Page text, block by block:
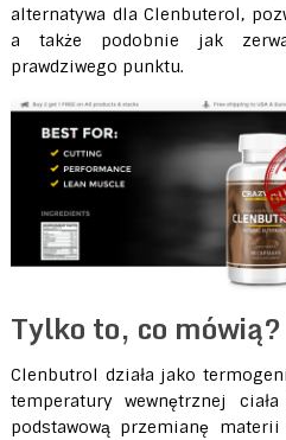
alternatywa dla Clenbuterol,
a także podobnie jak
prawdziwego punktu.
Tylko to, co mówią?
Clenbutrol działa jako
temperatury wewnętrznej
podstawową przemianę